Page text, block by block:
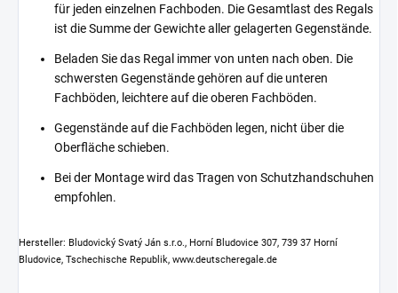
für jeden einzelnen Fachboden. Die Gesamtlast des Regals
ist die Summe der Gewichte aller gelagerten Gegenstände.
Beladen Sie das Regal immer von unten nach oben. Die
schwersten Gegenstände gehören auf die unteren
Fachböden, leichtere auf die oberen Fachböden.
Gegenstände auf die Fachböden legen, nicht über die
Oberfläche schieben.
Bei der Montage wird das Tragen von Schutzhandschuhen
empfohlen.
Hersteller: Bludovický Svatý Ján s.r.o., Horní Bludovice 307, 739 37 Horní
Bludovice, Tschechische Republik, www.deutscheregale.de